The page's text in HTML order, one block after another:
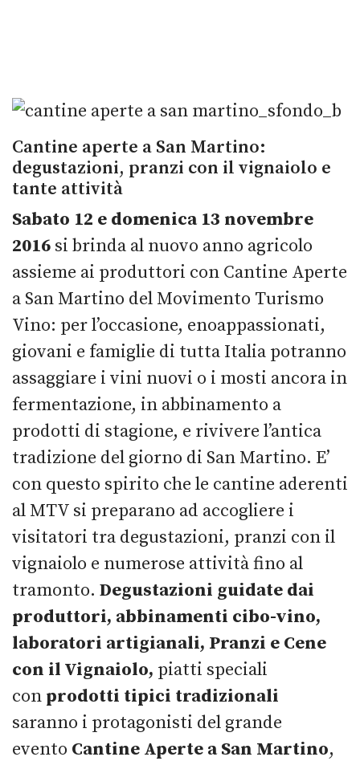
Cantine aperte a San Martino:
degustazioni, pranzi con il vignaiolo e
tante attività
Sabato 12 e domenica 13 novembre
2016 si brinda al nuovo anno agricolo
assieme ai produttori con Cantine Aperte
a San Martino del Movimento Turismo
Vino: per l’occasione, enoappassionati,
giovani e famiglie di tutta Italia potranno
assaggiare i vini nuovi o i mosti ancora in
fermentazione, in abbinamento a
prodotti di stagione, e rivivere l’antica
tradizione del giorno di San Martino. E’
con questo spirito che le cantine aderenti
al MTV si preparano ad accogliere i
visitatori tra degustazioni, pranzi con il
vignaiolo e numerose attività fino al
tramonto. Degustazioni guidate dai
produttori, abbinamenti cibo-vino,
laboratori artigianali, Pranzi e Cene
con il Vignaiolo, piatti speciali
con prodotti tipici tradizionali
saranno i protagonisti del grande
evento Cantine Aperte a San Martino,